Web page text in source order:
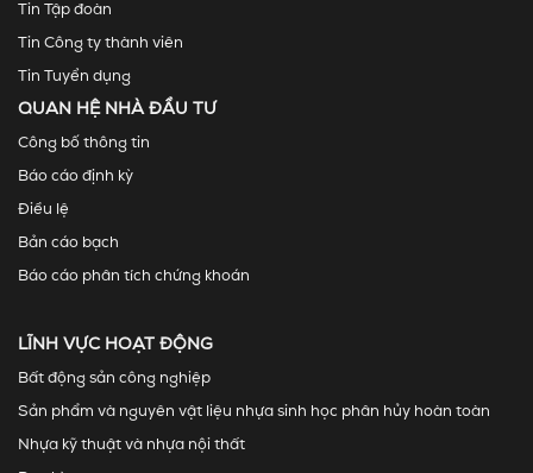
Tin Tập đoàn
Tin Công ty thành viên
Tin Tuyển dụng
QUAN HỆ NHÀ ĐẦU TƯ
Công bố thông tin
Báo cáo định kỳ
Điều lệ
Bản cáo bạch
Báo cáo phân tích chứng khoán
LĨNH VỰC HOẠT ĐỘNG
Bất động sản công nghiệp
Sản phẩm và nguyên vật liệu nhựa sinh học phân hủy hoàn toàn
Nhựa kỹ thuật và nhựa nội thất